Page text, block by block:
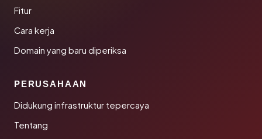
Fitur
Cara kerja
Domain yang baru diperiksa
PERUSAHAAN
Didukung infrastruktur tepercaya
Tentang